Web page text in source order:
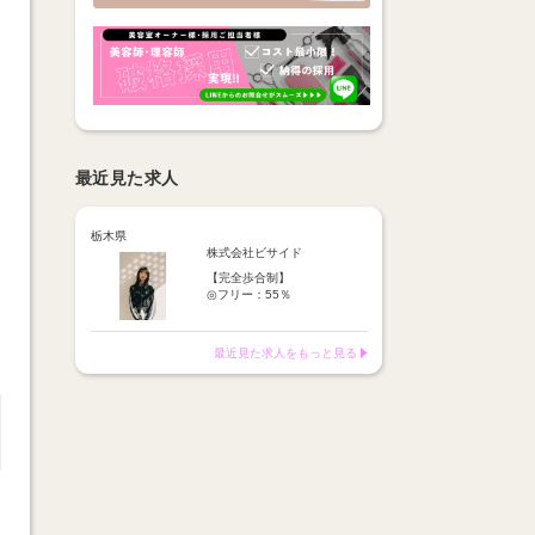
最近見た求人
栃木県
株式会社ビサイド
【完全歩合制】
◎フリー：55％
※報酬は【税込の売上】に対
してお支払い
最近見た求人をもっと見る